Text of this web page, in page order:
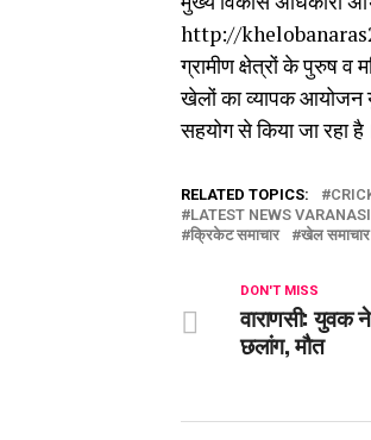
http://
ग्रामीण क्षेत्रों के पुरुष
खेलों का व्यापक आयोजन
सहयोग से किया जा रहा
RELATED TOPICS:
LATEST NEWS VARANASI
क्रिकेट समाचार
खेल समाचार
DON'T MISS
वाराणसी: युवक
छलांग, मौत